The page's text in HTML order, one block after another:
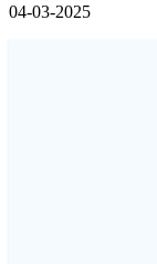
04-03-2025